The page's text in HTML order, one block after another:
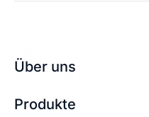
Über uns
Über checkdomain
Produkte